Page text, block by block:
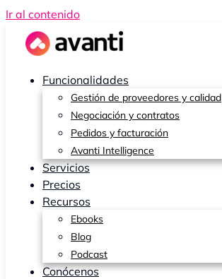
Ir al contenido
Funcionalidades
Gestión de proveedores y calidad
Negociación y contratos
Pedidos y facturación
Avanti Intelligence
Servicios
Precios
Recursos
Ebooks
Blog
Podcast
Conócenos